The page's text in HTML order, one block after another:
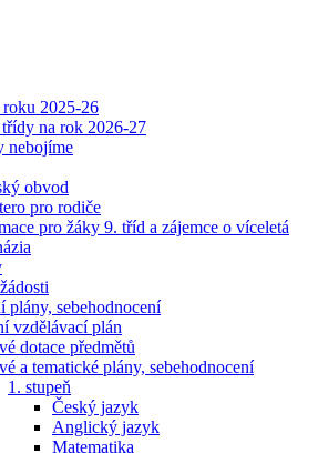
roku 2025-26
na rok 2026-27
nebojíme
obvod
pro rodiče
pro žáky 9. tříd a zájemce o víceletá
plány, sebehodnocení
vzdělávací plán
dotace předmětů
a tematické plány, sebehodnocení
1. stupeň
Český jazyk
Anglický jazyk
Matematika